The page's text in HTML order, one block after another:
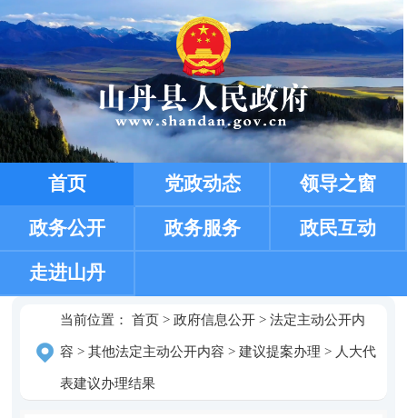
首页 党政动态 领导之窗
政务公开 政务服务 政民互动
走进山丹
当前位置： 首页> 政府信息公开> 法定主动公开内
容 > 其他法定主动公开内容 > 建议提案办理 > 人大代
表建议办理结果